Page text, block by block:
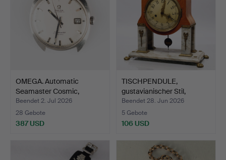
OMEGA. Automatic
Seamaster Cosmic,
Armband…
Beendet 2. Jul 2026
28 Gebote
387 USD
TISCHPENDULE,
gustavianischer Stil,
Svensk…
Beendet 28. Jun 2026
5 Gebote
106 USD